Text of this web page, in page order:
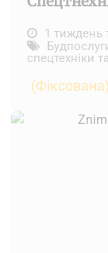
1 тиждень
спецтехніки
(Фіксована)